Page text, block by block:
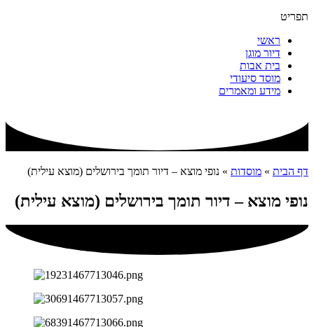
תפריט
ראשי
דיור מוגן
בית אבות
מוסד סיעודי
מידע ומאמרים
דף הבית » מוסדות » נופי מוצא – דיור תומך בירושלים (מוצא עילית)
נופי מוצא – דיור תומך בירושלים (מוצא עילית)